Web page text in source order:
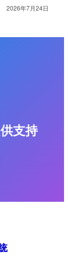
2026年7月24日
支持